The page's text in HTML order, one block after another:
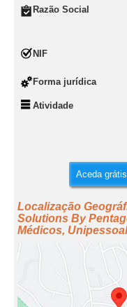
Razão Social
NIF
Forma jurídica
Atividade
Aceda
Localização
Solutions By
Médicos,